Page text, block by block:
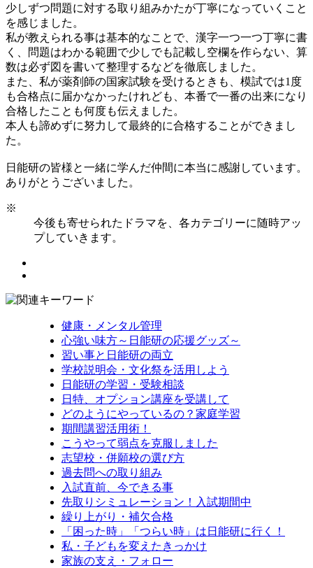
少しずつ問題に対する取り組みかたが丁寧になっていくこと
を感じました。
私が教えられる事は基本的なことで、漢字一つ一つ丁寧に書
く、問題はわかる範囲で少しでも記載し空欄を作らない、算
数は必ず図を書いて整理するなどを徹底しました。
また、私が薬剤師の国家試験を受けるときも、模試では1度
も合格点に届かなかったけれども、本番で一番の出来になり
合格したことも何度も伝えました。
本人も諦めずに努力して最終的に合格することができまし
た。
日能研の皆様と一緒に学んだ仲間に本当に感謝しています。
ありがとうございました。
※
今後も寄せられたドラマを、各カテゴリーに随時アッ
プしていきます。
健康・メンタル管理
心強い味方～日能研の応援グッズ～
習い事と日能研の両立
学校説明会・文化祭を活用しよう
日能研の学習・受験相談
日特、オプション講座を受講して
どのようにやっているの？家庭学習
期間講習活用術！
こうやって弱点を克服しました
志望校・併願校の選び方
過去問への取り組み
入試直前、今できる事
先取りシミュレーション！入試期間中
繰り上がり・補欠合格
「困った時」「つらい時」は日能研に行く！
私・子どもを変えたきっかけ
家族の支え・フォロー